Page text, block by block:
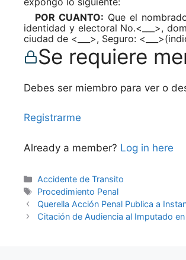
POR CUANTO: Que el
identidad y electoral No.<___>,
ciudad de <___>, Seguro:
Se requiere
Debes ser miembro para ver o
Registrarme
Already a member? Log in here
Categories
Accidente de Transito
Tags
Procedimiento Penal
Querella Acción Penal Publica a
Citación de Audiencia al Imputado